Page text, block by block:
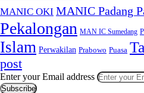
MANIC OKI MANIC Padang
Pekalongan MAN IC Sumedang
Islam Perwakilan Prabowo Puasa
post
Enter your Email address